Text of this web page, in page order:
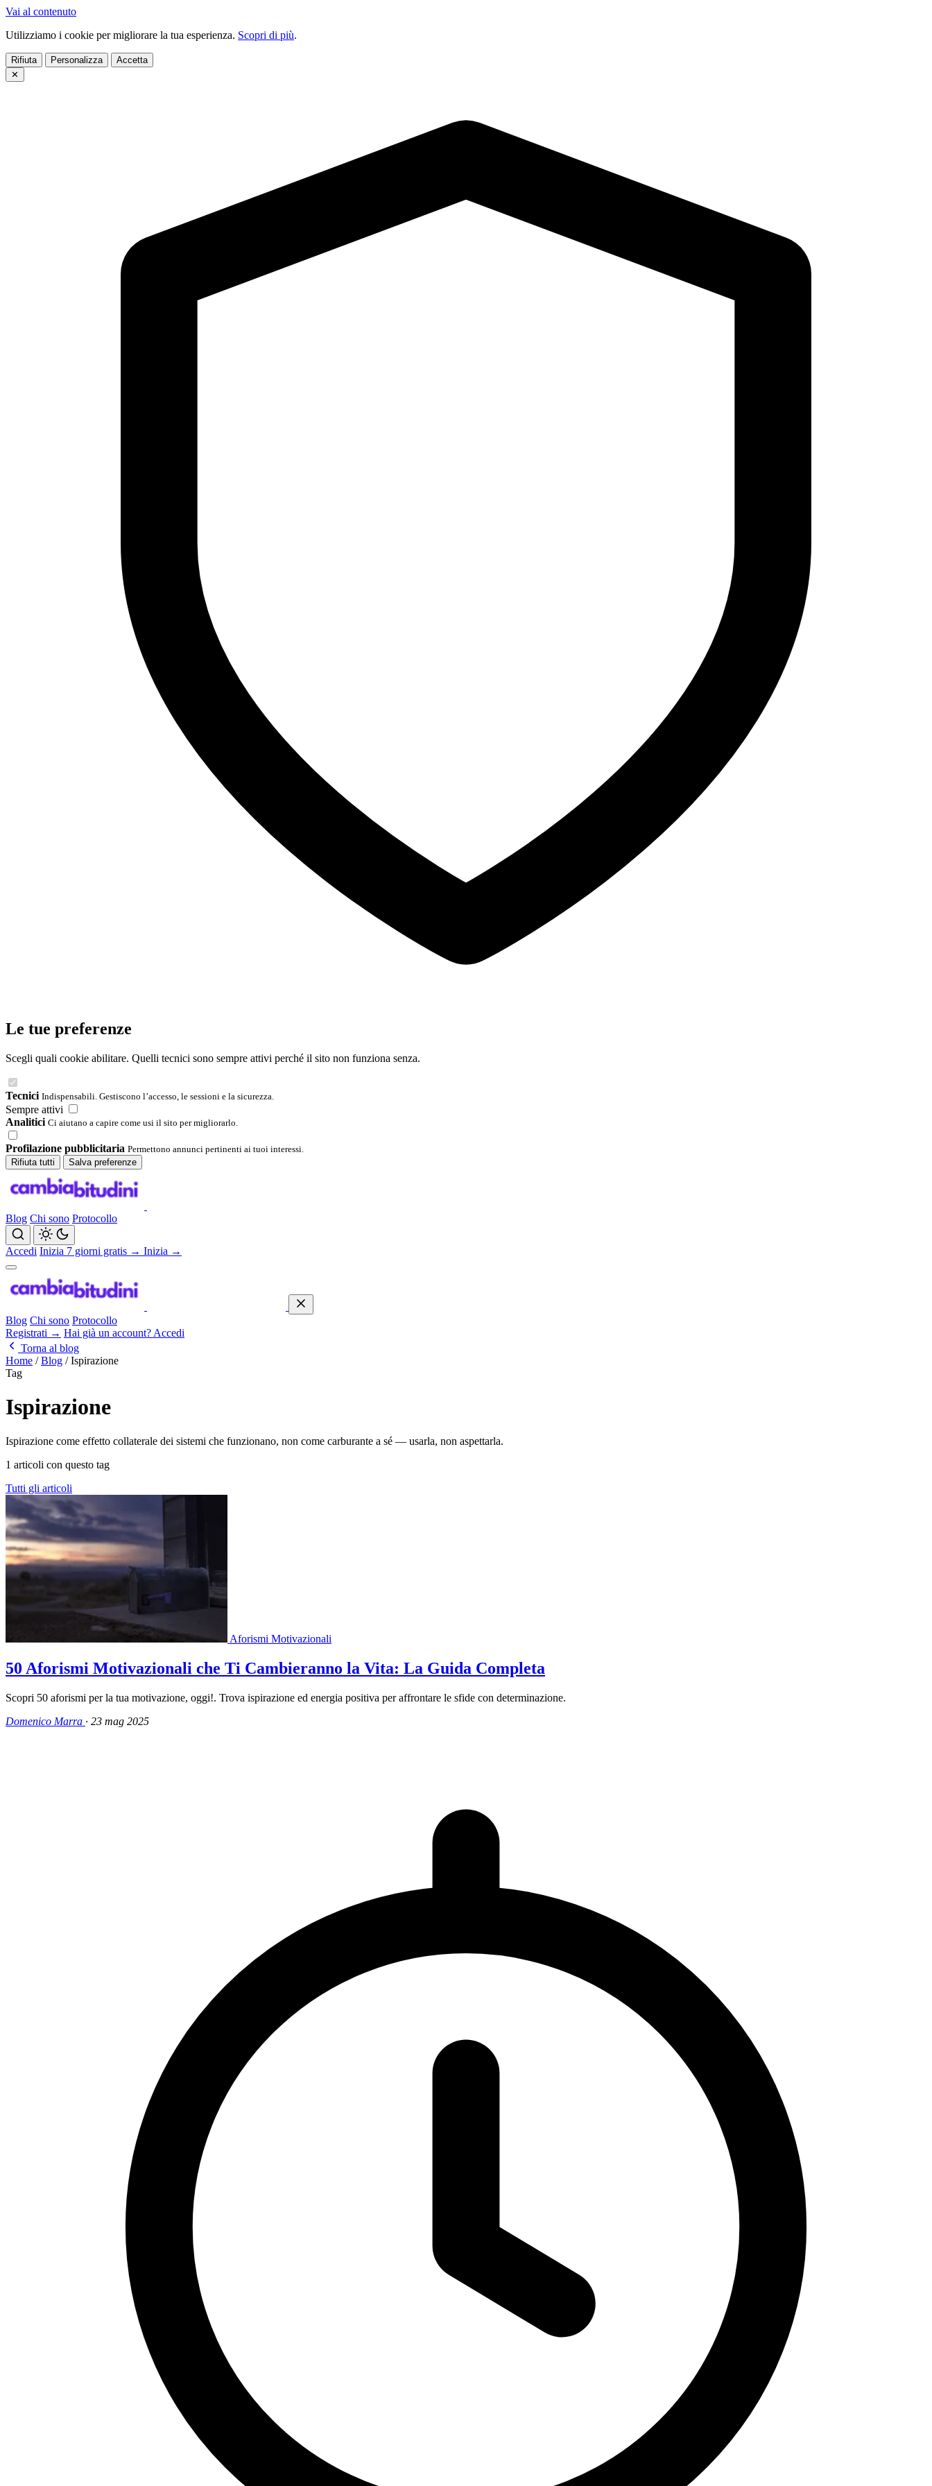
Vai al contenuto
Utilizziamo i cookie per migliorare la tua esperienza. Scopri di più.
Rifiuta Personalizza
Accetta
✕
Le tue preferenze
Scegli quali cookie abilitare. Quelli tecnici sono sempre attivi perché il sito non funziona senza.
Tecnici Indispensabili. Gestiscono l’accesso, le sessioni e la sicurezza.
Sempre attivi
Analitici Ci aiutano a capire come usi il sito per migliorarlo.
Profilazione pubblicitaria Permettono annunci pertinenti ai tuoi interessi.
Rifiuta tutti
Salva preferenze
Blog Chi sono Protocollo
Accedi Inizia 7 giorni gratis → Inizia →
Blog Chi sono Protocollo
Registrati → Hai già un account? Accedi
Torna al blog
Home / Blog / Ispirazione
Tag
Ispirazione
Ispirazione come effetto collaterale dei sistemi che funzionano, non come carburante a sé — usarla, non aspettarla.
1 articoli con questo tag
Tutti gli articoli
Aforismi Motivazionali
50 Aforismi Motivazionali che Ti Cambieranno la Vita: La Guida Completa
Scopri 50 aforismi per la tua motivazione, oggi!. Trova ispirazione ed energia positiva per affrontare le sfide con determinazione.
Domenico Marra · 23 mag 2025